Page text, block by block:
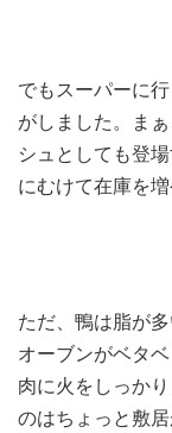
でもスーパーに
がしました。ま
シュとしても登
にむけて在庫を
ただ、鴨は脂が
オーブンがベタ
肉に火をしっか
のはちょっと敷